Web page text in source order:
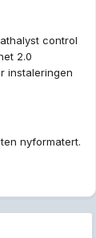
control
2.0
instaleringen
nyformatert.